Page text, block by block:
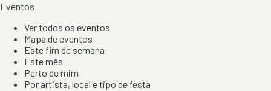
Eventos
Ver todos os eventos
Mapa de eventos
Este fim de semana
Este mês
Perto de mim
Por artista, local e tipo de festa